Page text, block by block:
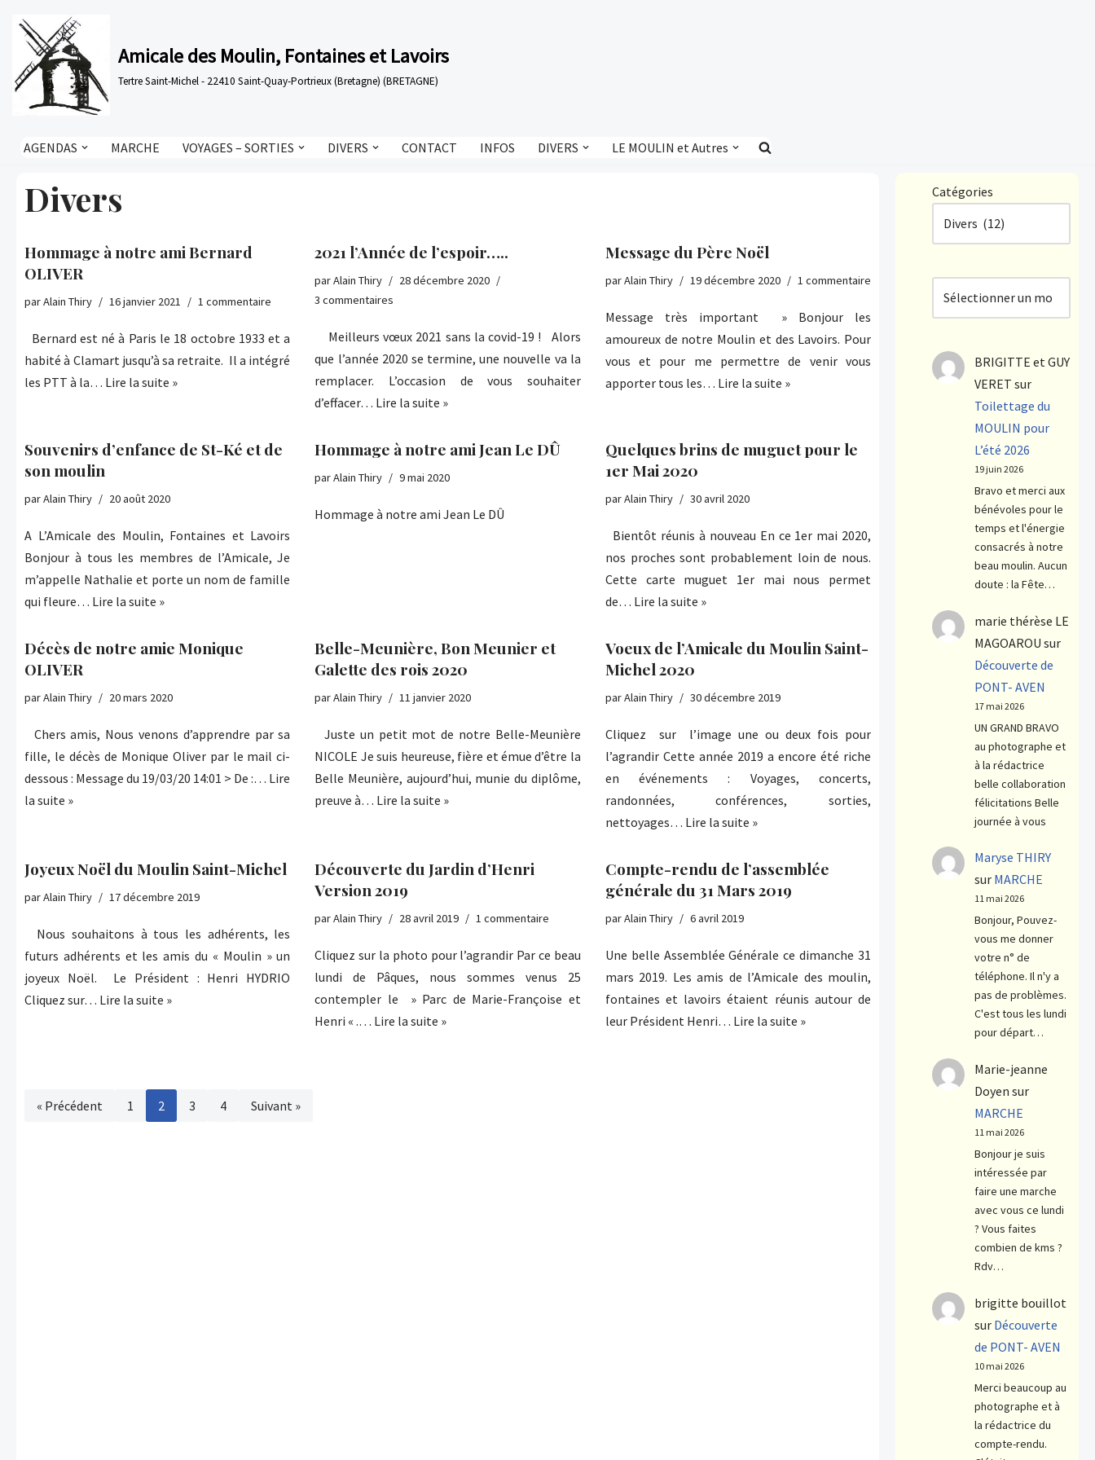
Aller
au
contenu
Amicale des Moulin, Fontaines et Lavoirs
Tertre Saint-Michel - 22410 Saint-Quay-Portrieux (Bretagne) (BRETAGNE)
AGENDAS MARCHE VOYAGES – SORTIES DIVERS CONTACT INFOS DIVERS LE MOULIN et Autres
Divers
Hommage à notre ami Bernard
OLIVER
parAlain Thiry 16 janvier 2021 1 commentaire
Bernard est né à Paris le 18 octobre 1933 et a
habité à Clamart jusqu’à sa retraite. Il a intégré
les PTT à la… Lire la suite »
2021 l’Année de l’espoir…..
parAlain Thiry
28 décembre 2020
3 commentaires
Meilleurs vœux 2021 sans la covid-19 ! Alors
que l’année 2020 se termine, une nouvelle va la
remplacer. L’occasion de vous souhaiter
d’effacer… Lire la suite »
Message du Père Noël
parAlain Thiry 19 décembre 2020 1 commentaire
Message très important » Bonjour les
amoureux de notre Moulin et des Lavoirs. Pour
vous et pour me permettre de venir vous
apporter tous les… Lire la suite »
Souvenirs d’enfance de St-Ké et de
son moulin
parAlain Thiry 20 août 2020
A L’Amicale des Moulin, Fontaines et Lavoirs
Bonjour à tous les membres de l’Amicale, Je
m’appelle Nathalie et porte un nom de famille
qui fleure… Lire la suite »
Hommage à notre ami Jean Le DÛ
parAlain Thiry 9 mai 2020
Hommage à notre ami Jean Le DÛ
Quelques brins de muguet pour le
1er Mai 2020
parAlain Thiry 30 avril 2020
Bientôt réunis à nouveau En ce 1er mai 2020,
nos proches sont probablement loin de nous.
Cette carte muguet 1er mai nous permet
de… Lire la suite »
Décès de notre amie Monique
OLIVER
parAlain Thiry 20 mars 2020
Chers amis, Nous venons d’apprendre par sa
fille, le décès de Monique Oliver par le mail ci-
dessous : Message du 19/03/20 14:01 > De :… Lire
la suite »
Belle-Meunière, Bon Meunier et
Galette des rois 2020
parAlain Thiry 11 janvier 2020
Juste un petit mot de notre Belle-Meunière
NICOLE Je suis heureuse, fière et émue d’être la
Belle Meunière, aujourd’hui, munie du diplôme,
preuve à… Lire la suite »
Voeux de l’Amicale du Moulin Saint-
Michel 2020
parAlain Thiry 30 décembre 2019
Cliquez sur l’image une ou deux fois pour
l’agrandir Cette année 2019 a encore été riche
en événements : Voyages, concerts,
randonnées, conférences, sorties,
nettoyages… Lire la suite »
Joyeux Noël du Moulin Saint-Michel
parAlain Thiry 17 décembre 2019
Nous souhaitons à tous les adhérents, les
futurs adhérents et les amis du « Moulin » un
joyeux Noël. Le Président : Henri HYDRIO
Cliquez sur… Lire la suite »
Découverte du Jardin d’Henri
Version 2019
parAlain Thiry 28 avril 2019 1 commentaire
Cliquez sur la photo pour l’agrandir Par ce beau
lundi de Pâques, nous sommes venus 25
contempler le » Parc de Marie-Françoise et
Henri « .… Lire la suite »
Compte-rendu de l’assemblée
générale du 31 Mars 2019
parAlain Thiry 6 avril 2019
Une belle Assemblée Générale ce dimanche 31
mars 2019. Les amis de l’Amicale des moulin,
fontaines et lavoirs étaient réunis autour de
leur Président Henri… Lire la suite »
« Précédent 1 2 3 4 Suivant »
Catégories
BRIGITTE et GUY
VERET sur
Toilettage du
MOULIN pour
L’été 2026
19 juin 2026
Bravo et merci aux
bénévoles pour le
temps et l'énergie
consacrés à notre
beau moulin. Aucun
doute : la Fête…
marie thérèse LE
MAGOAROU sur
Découverte de
PONT- AVEN
17 mai 2026
UN GRAND BRAVO
au photographe et
à la rédactrice
belle collaboration
félicitations Belle
journée à vous
Maryse THIRY
sur MARCHE
11 mai 2026
Bonjour, Pouvez-
vous me donner
votre n° de
téléphone. Il n'y a
pas de problèmes.
C'est tous les lundi
pour départ…
Marie-jeanne
Doyen sur
MARCHE
11 mai 2026
Bonjour je suis
intéressée par
faire une marche
avec vous ce lundi
? Vous faites
combien de kms ?
Rdv…
brigitte bouillot
sur Découverte
de PONT- AVEN
10 mai 2026
Merci beaucoup au
photographe et à
la rédactrice du
compte-rendu.